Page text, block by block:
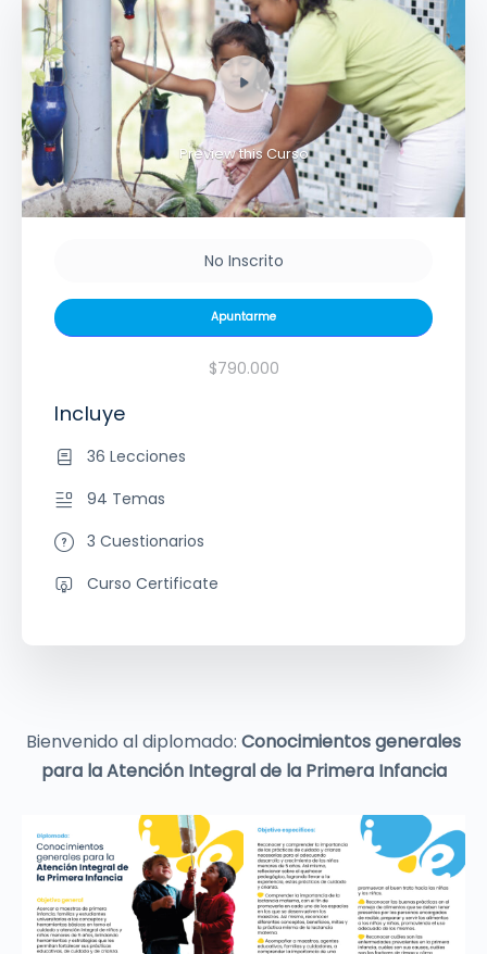
Bienvenido al diplomado: Conocimientos generales
para la Atención Integral de la Primera Infancia
Preview this Curso
No Inscrito
Apuntarme
$790.000
Incluye
36 Lecciones
94 Temas
3 Cuestionarios
Curso Certificate